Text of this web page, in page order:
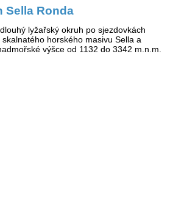
Sella Ronda
lyžařský okruh po sjezdovkách
horského masivu Sella a
výšce od 1132 do 3342 m.n.m.